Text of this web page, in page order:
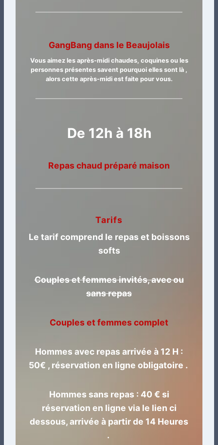
GangBang dans le Beaujolais
Vous aimez les après-midi chaudes, coquines ou les
personnes présentes savent pourquoi elles sont là ,
alors cette après-midi est faite pour vous.
De 12h à 18h
Repas chaud préparé maison
Tarifs
Le tarif comprend le repas et boissons
softs
Couples et femmes invités, avec ou
sans repas
Couples et femmes complet
Hommes avec repas arrivée à 12 H :
50€ , réservation en ligne obligatoire .
Hommes sans repas : 40 € si
réservation en ligne via le lien ci
dessous, arrivée à partir de 14 Heures
.